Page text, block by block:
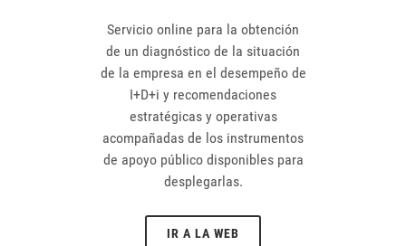
Servicio online para la obtención
de un diagnóstico de la situación
de la empresa en el desempeño de
I+D+i y recomendaciones
estratégicas y operativas
acompañadas de los instrumentos
de apoyo público disponibles para
desplegarlas.
IR A LA WEB